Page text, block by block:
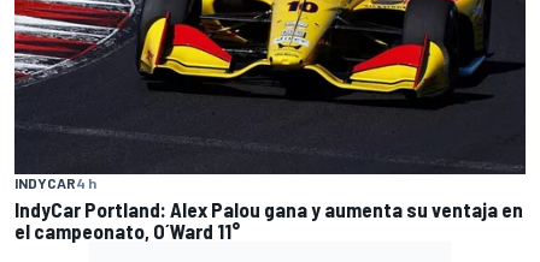
INDYCAR4 h
IndyCar Portland: Alex Palou gana y aumenta su ventaja en
el campeonato, O´Ward 11°